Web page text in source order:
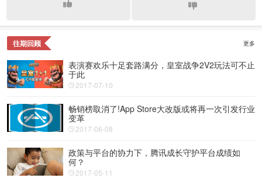
往期回顾 更多
表演赛欢乐十足套路满分，皇室战争2V2玩法可不止
于此
2017-07-10
畅销榜取消了!App Store大改版或将再一次引发行业
变革
2017-06-08
政策与平台的协力下，腾讯成长守护平台成绩如
何？
2017-05-11